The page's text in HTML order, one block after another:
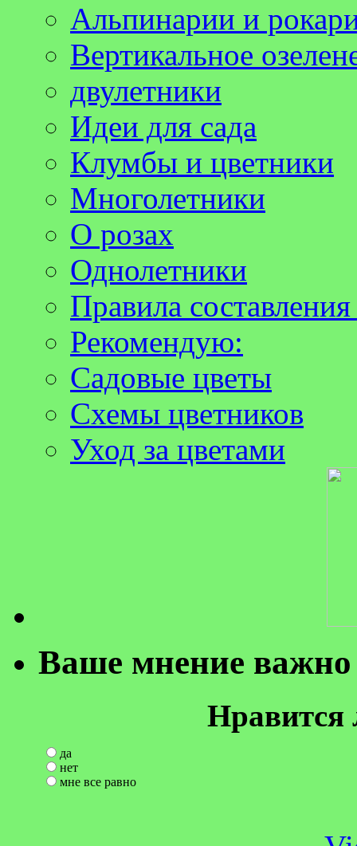
Альпинарии и
Вертикальное
двулетники
Идеи для сада
Клумбы и цветники
Многолетники
О розах
Однолетники
Правила
Рекомендую:
Садовые цветы
Схемы цветников
Уход за цветами
Ваше мнение важно
Нравится
да
нет
мне все равно